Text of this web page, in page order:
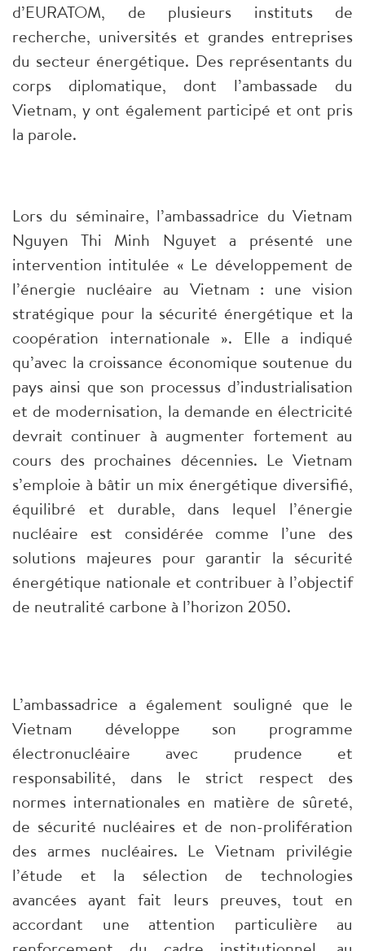
d’EURATOM, de plusieurs instituts de
recherche, universités et grandes entreprises
du secteur énergétique. Des représentants du
corps diplomatique, dont l’ambassade du
Vietnam, y ont également participé et ont pris
la parole.
Lors du séminaire, l’ambassadrice du Vietnam
Nguyen Thi Minh Nguyet a présenté une
intervention intitulée « Le développement de
l’énergie nucléaire au Vietnam : une vision
stratégique pour la sécurité énergétique et la
coopération internationale ». Elle a indiqué
qu’avec la croissance économique soutenue du
pays ainsi que son processus d’industrialisation
et de modernisation, la demande en électricité
devrait continuer à augmenter fortement au
cours des prochaines décennies. Le Vietnam
s’emploie à bâtir un mix énergétique diversifié,
équilibré et durable, dans lequel l’énergie
nucléaire est considérée comme l’une des
solutions majeures pour garantir la sécurité
énergétique nationale et contribuer à l’objectif
de neutralité carbone à l’horizon 2050.
L’ambassadrice a également souligné que le
Vietnam développe son programme
électronucléaire avec prudence et
responsabilité, dans le strict respect des
normes internationales en matière de sûreté,
de sécurité nucléaires et de non-prolifération
des armes nucléaires. Le Vietnam privilégie
l’étude et la sélection de technologies
avancées ayant fait leurs preuves, tout en
accordant une attention particulière au